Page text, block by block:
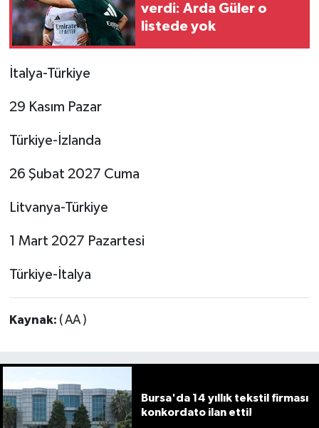
verdi: Arda Güler o
listede yok
İtalya-Türkiye
29 Kasım Pazar
Türkiye-İzlanda
26 Şubat 2027 Cuma
Litvanya-Türkiye
1 Mart 2027 Pazartesi
Türkiye-İtalya
Kaynak: ( AA )
Bursa'da 14 yıllık tekstil firması
konkordato ilan etti!